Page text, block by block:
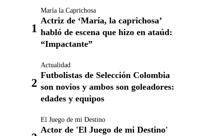
María la Caprichosa
Actriz de ‘María, la caprichosa’
habló de escena que hizo en ataúd:
“Impactante”
Actualidad
Futbolistas de Selección Colombia
son novios y ambos son goleadores:
edades y equipos
El Juego de mi Destino
Actor de 'El Juego de mi Destino'